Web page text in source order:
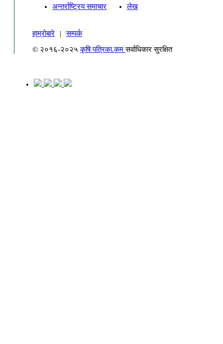
अन्तर्राष्ट्रिय समाचार
लेख
हाम्रोबारे |
सम्पर्क
© २०१६-२०२५कृषि पत्रिका.कमसर्वाधिकार सुरक्षित